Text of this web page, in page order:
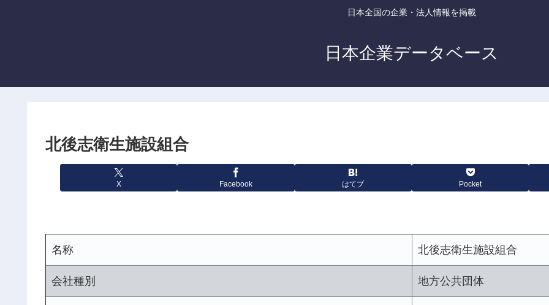
日本全国の企業・法人情報を掲載
日本企業データベース
北後志衛生施設組合
X Facebook はてブ Pocket
名称 北後志衛生施設組合
会社種別 地方公共団体